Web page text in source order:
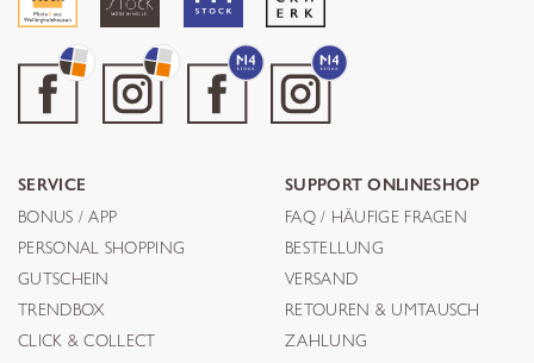
SERVICE
BONUS / APP
PERSONAL SHOPPING
GUTSCHEIN
TRENDBOX
CLICK & COLLECT
SUPPORT ONLINESHOP
FAQ / HÄUFIGE FRAGEN
BESTELLUNG
VERSAND
RETOUREN & UMTAUSCH
ZAHLUNG